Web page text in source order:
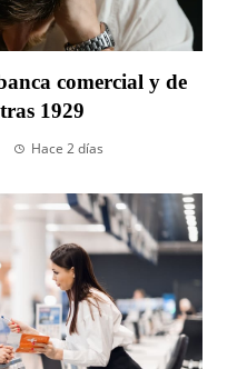
comercial y de
1929
Hace 2 días